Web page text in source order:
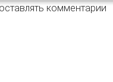
в редком фонде
комментарии